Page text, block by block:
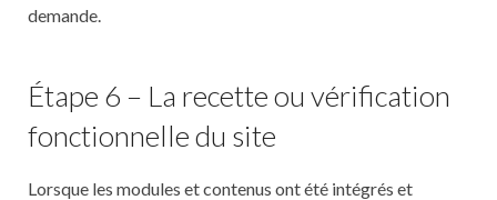
demande.
Étape 6 – La recette ou vérification
fonctionnelle du site
Lorsque les modules et contenus ont été intégrés et